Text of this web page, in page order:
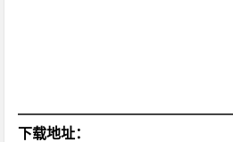
下载地址：